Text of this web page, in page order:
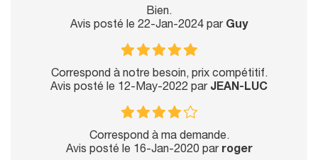
Bien.
Avis posté le 22-Jan-2024 par Guy
Correspond à notre besoin, prix compétitif.
Avis posté le 12-May-2022 par JEAN-LUC
Correspond à ma demande.
Avis posté le 16-Jan-2020 par roger